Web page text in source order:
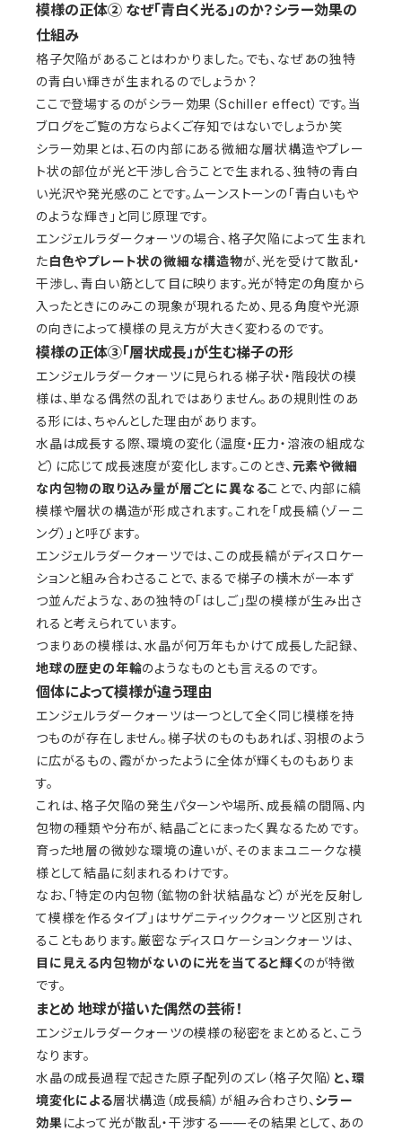
模様の正体② なぜ「青白く光る」のか？シラー効果の
仕組み
格子欠陥があることはわかりました。でも、なぜあの独特
の青白い輝きが生まれるのでしょうか？
ここで登場するのがシラー効果（Schiller effect）です。当
ブログをご覧の方ならよくご存知ではないでしょうか笑
シラー効果とは、石の内部にある微細な層状構造やプレー
ト状の部位が光と干渉し合うことで生まれる、独特の青白
い光沢や発光感のことです。ムーンストーンの「青白いもや
のような輝き」と同じ原理です。
エンジェルラダークォーツの場合、格子欠陥によって生まれ
た白色やプレート状の微細な構造物が、光を受けて散乱・
干渉し、青白い筋として目に映ります。光が特定の角度から
入ったときにのみこの現象が現れるため、見る角度や光源
の向きによって模様の見え方が大きく変わるのです。
模様の正体③「層状成長」が生む梯子の形
エンジェルラダークォーツに見られる梯子状・階段状の模
様は、単なる偶然の乱れではありません。あの規則性のあ
る形には、ちゃんとした理由があります。
水晶は成長する際、環境の変化（温度・圧力・溶液の組成な
ど）に応じて成長速度が変化します。このとき、 元素や微細
な内包物の取り込み量が層ごとに異なることで、内部に縞
模様や層状の構造が形成されます。これを「成長縞（ゾーニ
ング）」と呼びます。
エンジェルラダークォーツでは、この成長縞がディスロケー
ションと組み合わさることで、まるで梯子の横木が一本ず
つ並んだような、あの独特の「はしご」型の模様が生み出さ
れると考えられています。
つまりあの模様は、水晶が何万年もかけて成長した記録、
地球の歴史の年輪のようなものとも言えるのです。
個体によって模様が違う理由
エンジェルラダークォーツは一つとして全く同じ模様を持
つものが存在しません。梯子状のものもあれば、羽根のよう
に広がるもの、霞がかったように全体が輝くものもありま
す。
これは、格子欠陥の発生パターンや場所、成長縞の間隔、内
包物の種類や分布が、結晶ごとにまったく異なるためです。
育った地層の微妙な環境の違いが、そのままユニークな模
様として結晶に刻まれるわけです。
なお、「特定の内包物（鉱物の針状結晶など）が光を反射し
て模様を作るタイプ」はサゲニティッククォーツと区別され
ることもあります。厳密なディスロケーションクォーツは、
目に見える内包物がないのに光を当てると輝くのが特徴
です。
まとめ 地球が描いた偶然の芸術！
エンジェルラダークォーツの模様の秘密をまとめると、こう
なります。
水晶の成長過程で起きた原子配列のズレ（格子欠陥） と、環
境変化による層状構造（成長縞）が組み合わさり、 シラー
効果によって光が散乱・干渉する——その結果として、あの